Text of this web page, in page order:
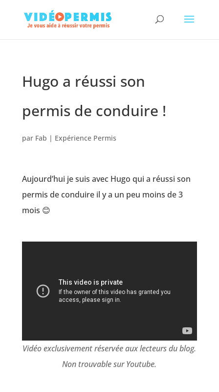
Hugo a réussi son
permis de conduire !
par Fab | Expérience Permis
Aujourd’hui je suis avec Hugo qui a réussi son
permis de conduire il y a un peu moins de 3
mois 😊
Vidéo exclusivement réservée aux lecteurs du blog.
Non trouvable sur Youtube.